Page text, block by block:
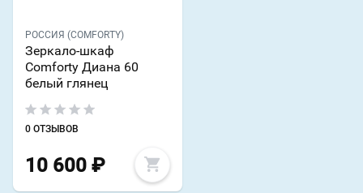
РОССИЯ (COMFORTY)
Зеркало-шкаф
Comforty Диана 60
белый глянец
0 ОТЗЫВОВ
10 600 ₽